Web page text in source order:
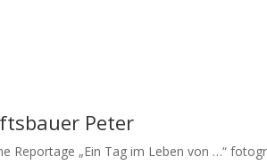
Peter
Reportage „Ein Tag im Leben von …“